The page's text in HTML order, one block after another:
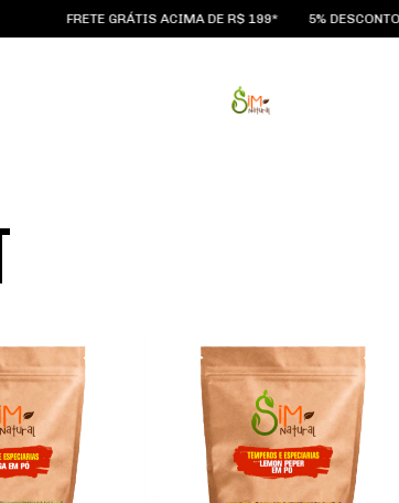
GRÁTIS ACIMA DE R$ 199* 5% DESCONTO NO PIX